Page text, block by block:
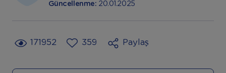
Güncellenme: 20.01.2025
171952 359 Paylaş